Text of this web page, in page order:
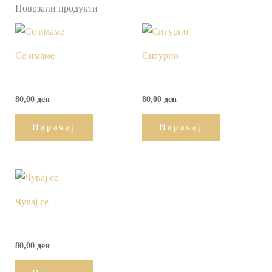
Поврзани продукти
Се имаме
80,00 ден
Нарачај
Сигурно
80,00 ден
Нарачај
Чувај се
80,00 ден